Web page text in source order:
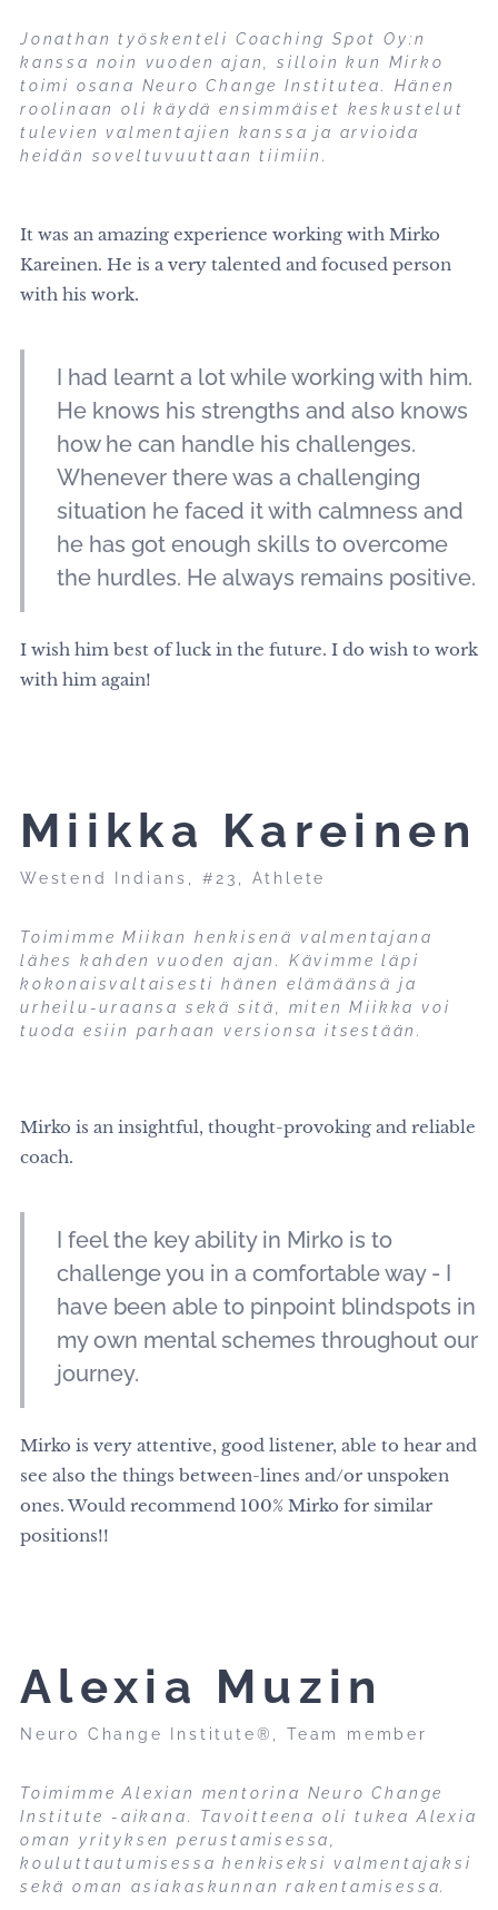
Jonathan työskenteli Coaching Spot Oy:n
kanssa noin vuoden ajan, silloin kun Mirko
toimi osana Neuro Change Institutea. Hänen
roolinaan oli käydä ensimmäiset keskustelut
tulevien valmentajien kanssa ja arvioida
heidän soveltuvuuttaan tiimiin.
It was an amazing experience working with Mirko
Kareinen. He is a very talented and focused person
with his work.
I had learnt a lot while working with him.
He knows his strengths and also knows
how he can handle his challenges.
Whenever there was a challenging
situation he faced it with calmness and
he has got enough skills to overcome
the hurdles. He always remains positive.
I wish him best of luck in the future. I do wish to work
with him again!
Miikka Kareinen
Westend Indians, #23, Athlete
Toimimme Miikan henkisenä valmentajana
lähes kahden vuoden ajan. Kävimme läpi
kokonaisvaltaisesti hänen elämäänsä ja
urheilu-uraansa sekä sitä, miten Miikka voi
tuoda esiin parhaan versionsa itsestään.
Mirko is an insightful, thought-provoking and reliable
coach.
I feel the key ability in Mirko is to
challenge you in a comfortable way - I
have been able to pinpoint blindspots in
my own mental schemes throughout our
journey.
Mirko is very attentive, good listener, able to hear and
see also the things between-lines and/or unspoken
ones. Would recommend 100% Mirko for similar
positions!!
Alexia Muzin
Neuro Change Institute®, Team member
Toimimme Alexian mentorina Neuro Change
Institute -aikana. Tavoitteena oli tukea Alexia
oman yrityksen perustamisessa,
kouluttautumisessa henkiseksi valmentajaksi
sekä oman asiakaskunnan rakentamisessa.